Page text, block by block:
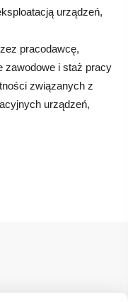
urządzeń,
pracodawcę,
zawodowe i staż pracy
związanych z
urządzeń,